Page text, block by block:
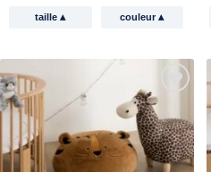
taille▴ couleur▴